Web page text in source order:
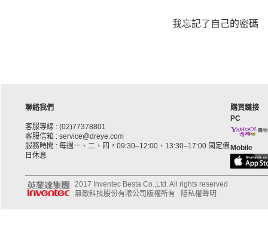
我忘記了自己的密碼
聯絡我們
客服專線 : (02)77378801
客服信箱 : service@dreye.com
服務時間 : 每週一、二、四，09:30–12:00、13:30–17:00 國定假
日休息
購買鏈接
PC
Mobile
2017 Inventec Besta Co.,Ltd. All rights reserved
無敵科技股份有限公司版權所有
隱私權聲明